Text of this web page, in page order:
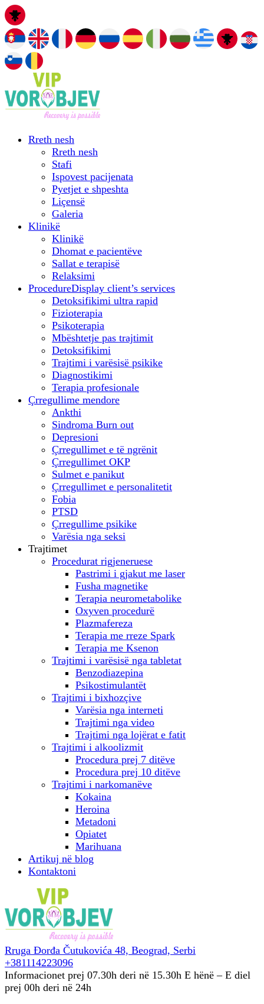
Rreth nesh
Rreth nesh
Stafi
Ispovest pacijenata
Pyetjet e shpeshta
Liçensë
Galeria
Klinikë
Klinikë
Dhomat e pacientëve
Sallat e terapisë
Relaksimi
ProcedureDisplay client’s services
Detoksifikimi ultra rapid
Fizioterapia
Psikoterapia
Mbështetje pas trajtimit
Detoksifikimi
Trajtimi i varësisë psikike
Diagnostikimi
Terapia profesionale
Çrregullime mendore
Ankthi
Sindroma Burn out
Depresioni
Çrregullimet e të ngrënit
Çrregullimet OKP
Sulmet e panikut
Çrregullimet e personalitetit
Fobia
PTSD
Çrregullime psikike
Varësia nga seksi
Trajtimet
Procedurat rigjeneruese
Pastrimi i gjakut me laser
Fusha magnetike
Terapia neurometabolike
Oxyven procedurë
Plazmafereza
Terapia me rreze Spark
Terapia me Ksenon
Trajtimi i varësisë nga tabletat
Benzodiazepina
Psikostimulantët
Trajtimi i bixhozçive
Varësia nga interneti
Trajtimi nga video
Trajtimi nga lojërat e fatit
Trajtimi i alkoolizmit
Procedura prej 7 ditëve
Procedura prej 10 ditëve
Trajtimi i narkomanëve
Kokaina
Heroina
Metadoni
Opiatet
Marihuana
Artikuj në blog
Kontaktoni
Rruga Đorđa Čutukovića 48, Beograd, Serbi
+381114223096
Informacionet prej 07.30h deri në 15.30h E hënë – E diel
prej 00h deri në 24h